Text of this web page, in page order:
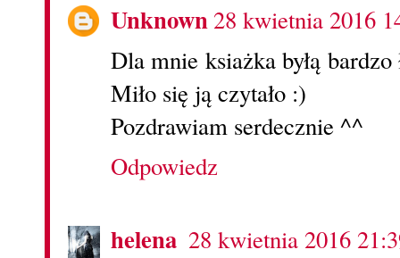
Unknown28 kwietnia 2016
Dla mnie ksiażka byłą
Miło się ją czytało :)
Pozdrawiam serdecznie ^^
Odpowiedz
helena 28 kwietnia 2016